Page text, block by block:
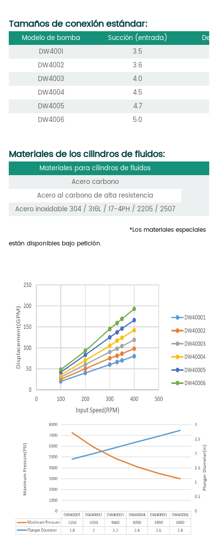
Tamaños de conexión estándar:
Modelo de bomba Succión (entrada)
DW4001
3.5
DW4002
3.6
DW4003
4.0
DW4004
4.5
DW4005
4.7
DW4006
5.0
Materiales de los cilindros de fluidos:
Materiales para cilindros de fluidos
Acero carbono
Acero al carbono de alta resistencia
Acero inoxidable 304 / 316L / 17-4PH / 2205 / 2507
*Los materiales especiales
están disponibles bajo petición.